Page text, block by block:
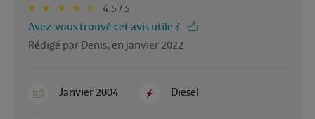
4.5 / 5
Avez-vous trouvé cet avis utile ?
Rédigé par Denis, en janvier 2022
Janvier 2004 Diesel